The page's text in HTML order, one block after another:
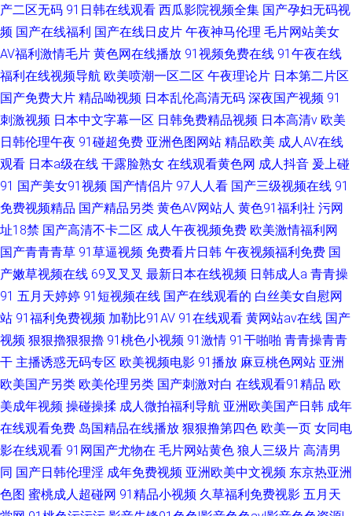
产二区无码 91日韩在线观看 西瓜影院视频全集 国产孕妇无码视
频 国产在线福利 国产在线日皮片 午夜神马伦理 毛片网站美女
AV福利激情毛片 黄色网在线播放 91视频免费在线 91午夜在线
福利在线视频导航 欧美喷潮一区二区 午夜理论片 日本第二片区
国产免费大片 精品呦视频 日本乱伦高清无码 深夜国产视频 91
刺激视频 日本中文字幕一区 日韩免费精品视频 日本高清v 欧美
日韩伦理午夜 91碰超免费 亚洲色图网站 精品欧美 成人AV在线
观看 日本a级在线 干露脸熟女 在线观看黄色网 成人抖音 爰上碰
91 国产美女91视频 国产情侣片 97人人看 国产三级视频在线 91
免费视频精品 国产精品另类 黄色AV网站人 黄色91福利社 污网
址18禁 国产高清不卡二区 成人午夜视频免费 欧美激情福利网
国产青青青草 91草逼视频 免费看片日韩 午夜视频福利免费 国
产嫩草视频在线 69叉叉叉 最新日本在线视频 日韩成人a 青青操
91 五月天婷婷 91短视频在线 国产在线观看的 白丝美女自慰网
站 91福利免费视频 加勒比91AV 91在线观看 黄网站av在线 国产
视频 狠狠擼狠狠擼 91桃色小视频 91激情 91干啪啪 青青操青青
干 主播诱惑无码专区 欧美视频电影 91播放 麻豆桃色网站 亚洲
欧美国产另类 欧美伦理另类 国产刺激对白 在线观看91精品 欧
美成年视频 操碰操揉 成人微拍福利导航 亚洲欧美国产日韩 成年
在线观看免费 岛国精品在线播放 狠狠撸第四色 欧美一页 女同电
影在线观看 91网国产尤物在 毛片网站黄色 狼人三级片 高清男
同 国产日韩伦理淫 成年免费视频 亚洲欧美中文视频 东京热亚洲
色图 蜜桃成人超碰网 91精品小视频 久草福利免费视影 五月天